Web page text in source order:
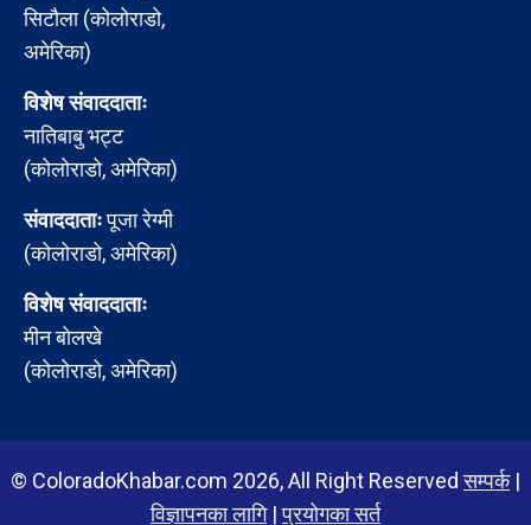
सिटौला (कोलोराडो,
अमेरिका)
विशेष संवाददाताः
नातिबाबु भट्ट
(कोलोराडो, अमेरिका)
संवाददाताःपूजा रेग्मी
(कोलोराडो, अमेरिका)
विशेष संवाददाताः
मीन बोलखे
(कोलोराडो, अमेरिका)
© ColoradoKhabar.com 2026, All Right Reservedसम्पर्क|
विज्ञापनका लागि|प्रयोगका सर्त